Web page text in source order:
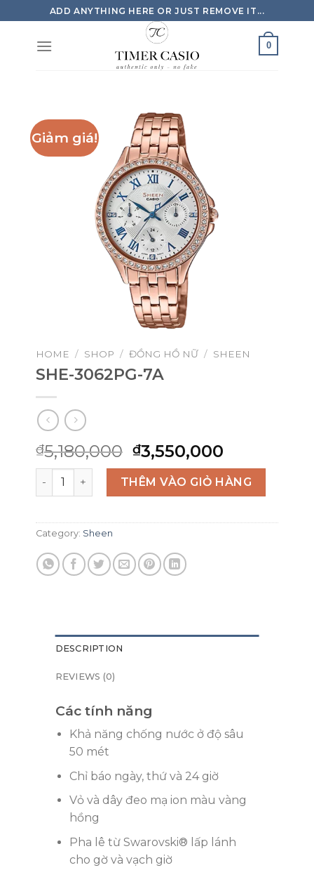
to
content
ADD ANYTHING HERE OR JUST REMOVE IT...
0
Giảm giá!
HOME / SHOP / ĐỒNG HỒ NỮ / SHEEN
SHE-3062PG-7A
₫5,180,000 Original
price
was:
₫5,180,000.
₫3,550,000
price
is:
SHE-3062PG-7A quantityTHÊM VÀO GIỎ HÀNG
Category: Sheen
DESCRIPTION
REVIEWS (0)
Các tính năng
Khả năng chống nước ở độ sâu
50 mét
Chỉ báo ngày, thứ và 24 giờ
Vỏ và dây đeo mạ ion màu vàng
hồng
Pha lê từ Swarovski® lấp lánh
cho gờ và vạch giờ